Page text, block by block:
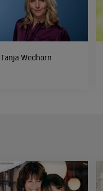
Tanja Wedhorn